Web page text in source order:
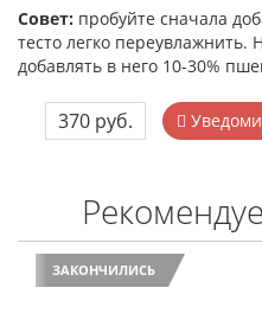
Совет: пробуйте сначала
тесто легко переувлажнить.
добавлять в него 10-30%
370 руб.
ЗАКОНЧИЛИСЬ